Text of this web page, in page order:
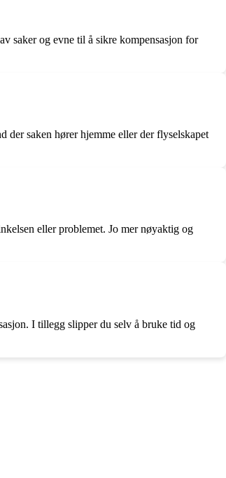
saker og evne til å sikre kompensasjon for
der saken hører hjemme eller der flyselskapet
eller problemet. Jo mer nøyaktig og
I tillegg slipper du selv å bruke tid og